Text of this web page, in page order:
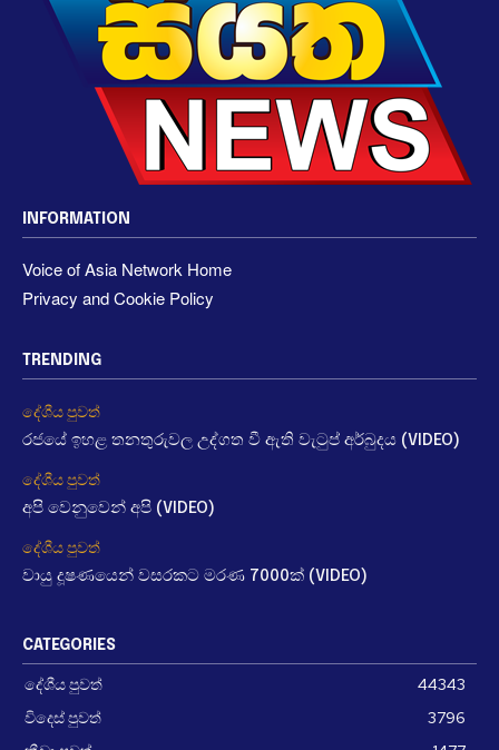
INFORMATION
Voice of Asia Network Home
Privacy and Cookie Policy
TRENDING
දේශීය පුවත්
රජයේ ඉහළ තනතුරුවල උද්ගත වී ඇති වැටුප් අර්බුදය (VIDEO)
දේශීය පුවත්
අපි වෙනුවෙන් අපි (VIDEO)
දේශීය පුවත්
වායු දූෂණයෙන් වසරකට මරණ 7000ක් (VIDEO)
CATEGORIES
දේශීය පුවත්
44343
විදෙස් පුවත්
3796